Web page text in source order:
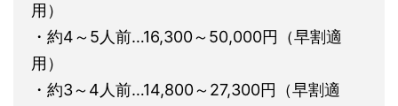
用）
・約4～5人前…16,300～50,000円（早割適
用）
・約3～4人前…14,800～27,300円（早割適